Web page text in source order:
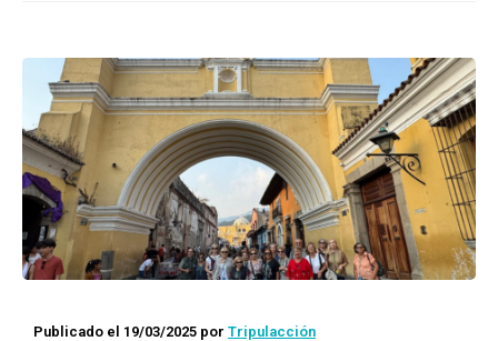
Publicado el 19/03/2025 por Tripulacción